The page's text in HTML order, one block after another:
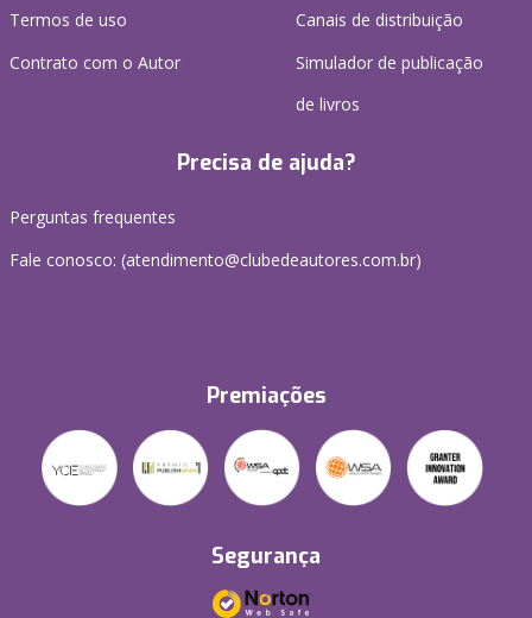
Termos de uso
Contrato com o Autor
Canais de distribuição
Simulador de publicação
de livros
Precisa de ajuda?
Perguntas frequentes
Fale conosco: (atendimento@clubedeautores.com.br)
Premiações
Segurança